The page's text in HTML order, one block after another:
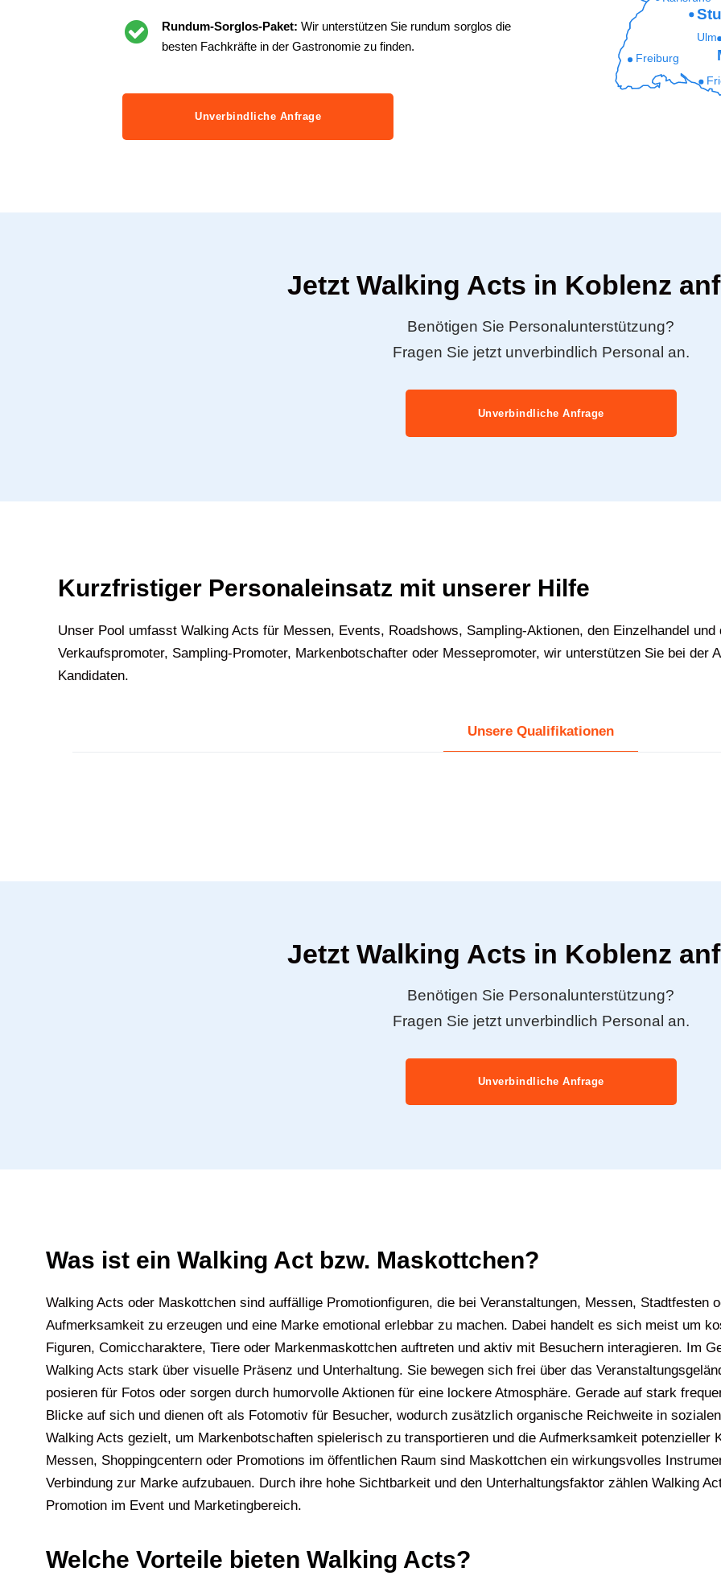
Rundum-Sorglos-Paket: Wir unterstützen Sie rundum sorglos die
besten Fachkräfte in der Gastronomie zu finden.
Unverbindliche Anfrage
Freiburg
Ulm
Jetzt Walking Acts in Koblenz
Benötigen Sie Personalunterstützung?
Fragen Sie jetzt unverbindlich Personal an.
Unverbindliche Anfrage
Kurzfristiger Personaleinsatz mit unserer Hilfe
Unser Pool umfasst Walking Acts für Messen, Events, Roadshows, Sampling-Aktionen, den Einzelhandel
Verkaufspromoter, Sampling-Promoter, Markenbotschafter oder Messepromoter, wir unterstützen Sie bei der
Kandidaten.
Unsere Qualifikationen
Jetzt Walking Acts in Koblenz
Benötigen Sie Personalunterstützung?
Fragen Sie jetzt unverbindlich Personal an.
Unverbindliche Anfrage
Was ist ein Walking Act bzw. Maskottchen?
Walking Acts oder Maskottchen sind auffällige Promotionfiguren, die bei Veranstaltungen, Messen, Stadtfesten
Aufmerksamkeit zu erzeugen und eine Marke emotional erlebbar zu machen. Dabei handelt es sich meist um
Figuren, Comiccharaktere, Tiere oder Markenmaskottchen auftreten und aktiv mit Besuchern interagieren. Im
Walking Acts stark über visuelle Präsenz und Unterhaltung. Sie bewegen sich frei über das
posieren für Fotos oder sorgen durch humorvolle Aktionen für eine lockere Atmosphäre. Gerade auf stark
Blicke auf sich und dienen oft als Fotomotiv für Besucher, wodurch zusätzlich organische Reichweite in
Walking Acts gezielt, um Markenbotschaften spielerisch zu transportieren und die Aufmerksamkeit potenzieller
Messen, Shoppingcentern oder Promotions im öffentlichen Raum sind Maskottchen ein wirkungsvolles
Verbindung zur Marke aufzubauen. Durch ihre hohe Sichtbarkeit und den Unterhaltungsfaktor zählen Walking
Promotion im Event und Marketingbereich.
Welche Vorteile bieten Walking Acts?